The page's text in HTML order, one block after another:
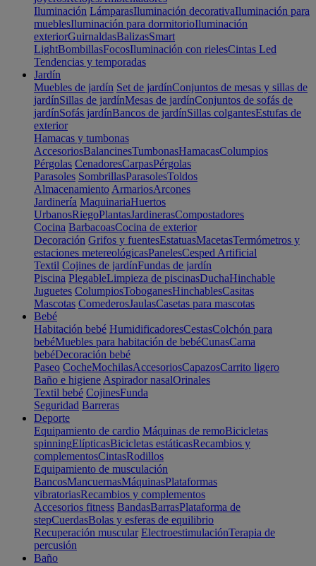
Iluminación LámparasIluminación decorativaIluminación para
mueblesIluminación para dormitorioIluminación
exteriorGuirnaldasBalizasSmart
LightBombillasFocosIluminación con rielesCintas Led
Tendencias y temporadas
Jardín
Muebles de jardín Set de jardínConjuntos de mesas y sillas de
jardínSillas de jardínMesas de jardínConjuntos de sofás de
jardínSofás jardínBancos de jardínSillas colgantesEstufas de
exterior
Hamacas y tumbonas
AccesoriosBalancinesTumbonasHamacasColumpios
Pérgolas CenadoresCarpasPérgolas
Parasoles SombrillasParasolesToldos
Almacenamiento ArmariosArcones
Jardinería MaquinariaHuertos
UrbanosRiegoPlantasJardinerasCompostadores
Cocina BarbacoasCocina de exterior
Decoración Grifos y fuentesEstatuasMacetasTermómetros y
estaciones metereológicasPanelesCesped Artificial
Textil Cojines de jardínFundas de jardín
Piscina PlegableLimpieza de piscinasDuchaHinchable
Juguetes ColumpiosToboganesHinchablesCasitas
Mascotas ComederosJaulasCasetas para mascotas
Bebé
Habitación bebé HumidificadoresCestasColchón para
bebéMuebles para habitación de bebéCunasCama
bebéDecoración bebé
Paseo CocheMochilasAccesoriosCapazosCarrito ligero
Baño e higiene Aspirador nasalOrinales
Textil bebé CojinesFunda
Seguridad Barreras
Deporte
Equipamiento de cardio Máquinas de remoBicicletas
spinningElípticasBicicletas estáticasRecambios y
complementosCintasRodillos
Equipamiento de musculación
BancosMancuernasMáquinasPlataformas
vibratoriasRecambios y complementos
Accesorios fitness BandasBarrasPlataforma de
stepCuerdasBolas y esferas de equilibrio
Recuperación muscular ElectroestimulaciónTerapia de
percusión
Baño